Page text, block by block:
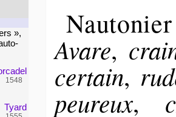
»,
1548
Tyard
Nauto­nier
Avare,
cer­tain,
peu­reux,